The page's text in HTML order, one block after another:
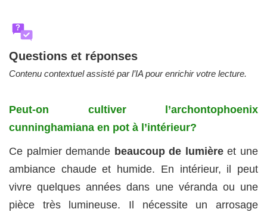
?
Questions et réponses
Contenu contextuel assisté par l’IA pour enrichir votre lecture.
Peut-on cultiver l’archontophoenix
cunninghamiana en pot à l’intérieur?
Ce palmier demande beaucoup de lumièreet une
ambiance chaude et humide. En intérieur, il peut
vivre quelques années dans une véranda ou une
pièce très lumineuse. Il nécessite un arrosage